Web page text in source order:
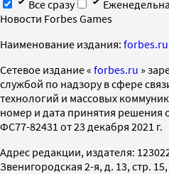
Все сразу
Новости Forbes Games
Наименование издания: forbes.ru
Cетевое издание « forbes.ru »
службой по надзору в сфере
технологий и массовых
номер и дата принятия решения
ФС77-82431 от 23 декабря 2021 г.
Адрес редакции, издателя:
Звенигородская 2-я, д. 13, стр.